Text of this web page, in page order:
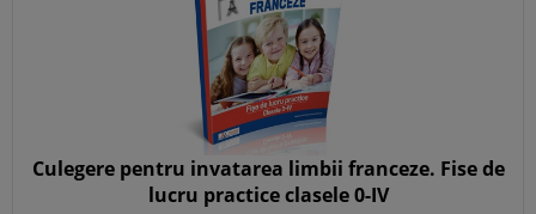
Culegere pentru invatarea limbii franceze. Fise de
lucru practice clasele 0-IV